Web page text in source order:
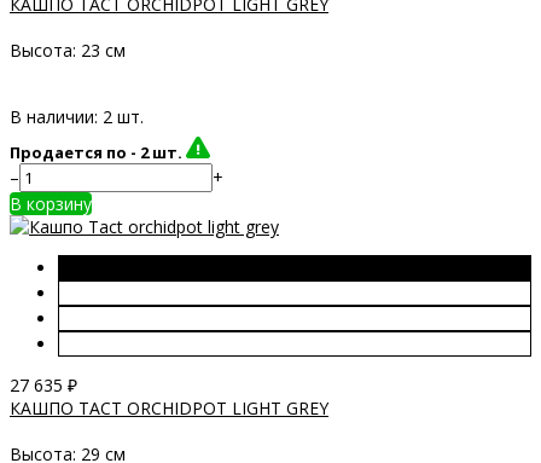
Высота: 23 см
В наличии: 2 шт.
Продается по - 2 шт.
–
+
В корзину
27 635 ₽
КАШПО TACT ORCHIDPOT LIGHT GREY
Высота: 29 см